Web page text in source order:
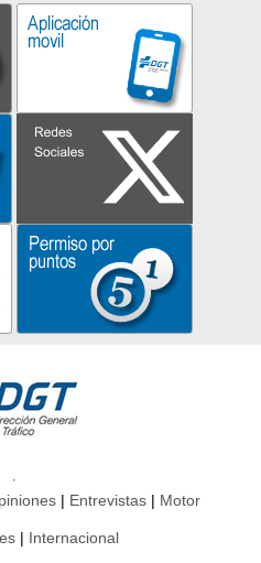
Entrevistas Motor
Internacional